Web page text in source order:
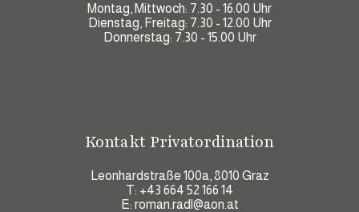
Montag, Mittwoch: 7.30 - 16.00 Uhr
Dienstag, Freitag: 7.30 - 12.00 Uhr
Donnerstag: 7.30 - 15.00 Uhr
Kontakt Privatordination
Leonhardstraße 100a, 8010 Graz
T: +43 664 52 166 14
E: roman.radl@aon.at